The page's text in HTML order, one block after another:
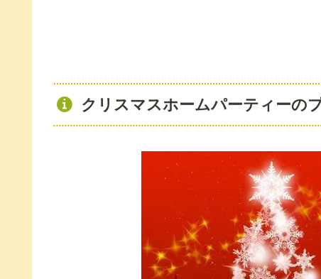
クリスマスホームパーティーの